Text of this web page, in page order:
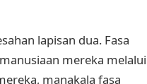
lapisan dua. Fasa
mereka melalui
manakala fasa